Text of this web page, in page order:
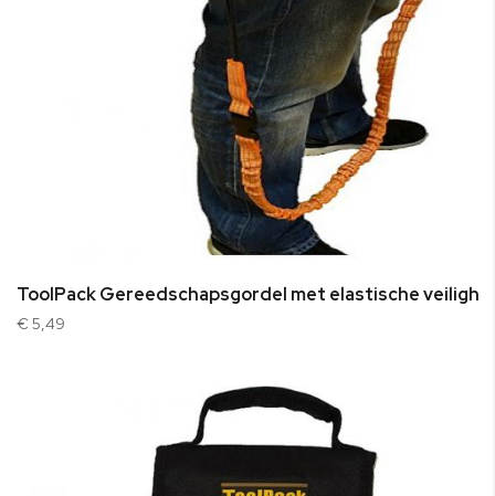
ToolPack Gereedschapsgordel met elastische
€ 5,49